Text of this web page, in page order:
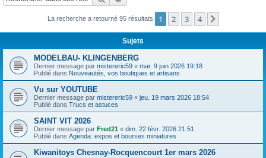
c
La recherche a retourné 95 résultats 1 2 3 4
Sujets
MODELBAU- KLINGENBERG
Dernier message par mistereric59 « mar. 9 juin 2026 19:18
Publié dans Nouveautés, vos boutiques et artisans
Vu sur YOUTUBE
Dernier message par mistereric59 « jeu. 19 mars 2026 18:54
Publié dans Trucs et astuces
SAINT VIT 2026
Dernier message par Fred21 « dim. 22 févr. 2026 21:51
Publié dans Agenda: expos et bourses miniatures
Kiwanitoys Chesnay-Rocquencourt 1er mars 2026